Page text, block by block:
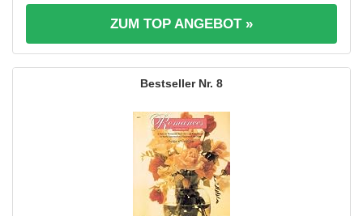
ZUM TOP ANGEBOT »
8